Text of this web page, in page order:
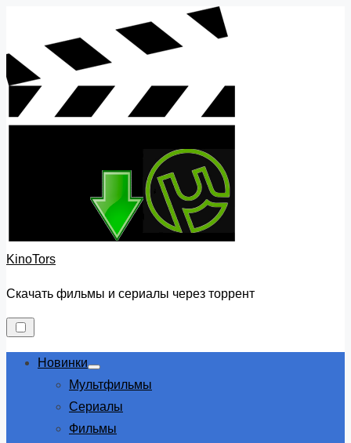
content
KinoTors
Скачать фильмы и сериалы через торрент
Новинки
Show
sub
Мультфильмы
Сериалы
Фильмы